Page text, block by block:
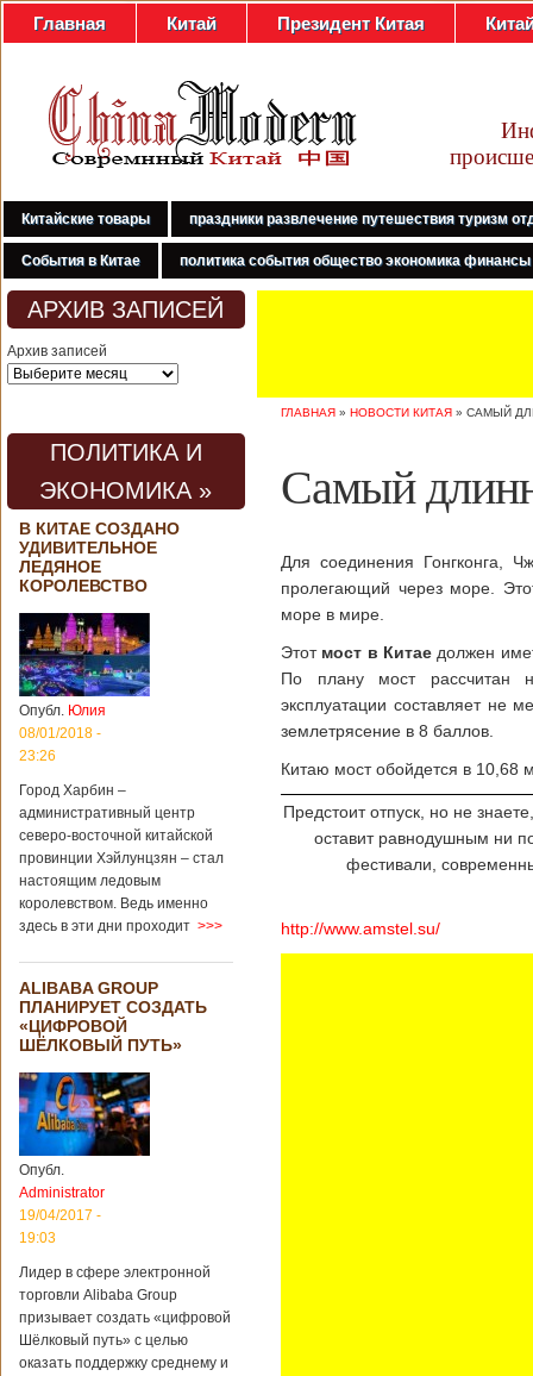
Главная Китай Президент Китая
Китайские товары праздники развлечение путешествия туризм
События в Китае политика события общество экономика финансы
АРХИВ ЗАПИСЕЙ
Архив записей
ПОЛИТИКА И
ЭКОНОМИКА »
В КИТАЕ СОЗДАНО
УДИВИТЕЛЬНОЕ
ЛЕДЯНОЕ
КОРОЛЕВСТВО
Опубл. Юлия
08/01/2018 -
23:26
Город Харбин –
административный центр
северо-восточной китайской
провинции Хэйлунцзян – стал
настоящим ледовым
королевством. Ведь именно
здесь в эти дни проходит >>>
ALIBABA GROUP
ПЛАНИРУЕТ СОЗДАТЬ
«ЦИФРОВОЙ
ШЁЛКОВЫЙ ПУТЬ»
Опубл.
Administrator
19/04/2017 -
19:03
Лидер в сфере электронной
торговли Alibaba Group
призывает создать «цифровой
Шёлковый путь» с целью
оказать поддержку среднему и
ГЛАВНАЯ » НОВОСТИ КИТАЯ » САМЫЙ
Самый
Для соединения Гонгконга,
пролегающий через море.
море в мире.
Этот мост в Китаедолжен
По плану мост рассчитан
эксплуатации составляет не
землетрясение в 8 баллов.
Китаю мост обойдется в
Предстоит отпуск, но не
оставит равнодушным ни
фестивали,
http://www.amstel.su/